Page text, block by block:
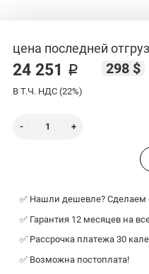
цена последней
24 251 ₽ 298 $
В Т.Ч. НДС (22%)
✅ Нашли дешевле? Сделаем
✅ Гарантия 12 месяцев на
✅ Рассрочка платежа 30
✅ Возможна постоплата!